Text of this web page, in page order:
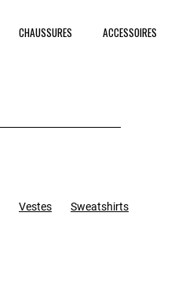
CHAUSSURES ACCESSOIRES
Vestes Sweatshirts